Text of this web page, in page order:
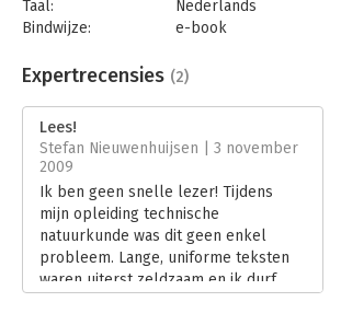
Taal:
Nederlands
Bindwijze:
e-book
Bestandsformaat:
epub
Uitgever:
Druk:
Verschijningsdatum:
2-11-2009
Hoofdrubriek: Persoonlijke effectiviteit
Expertrecensies (2)
Lees!
Stefan Nieuwenhuijsen | 3 november
2009
Ik ben geen snelle lezer! Tijdens
mijn opleiding technische
natuurkunde was dit geen enkel
probleem. Lange, uniforme teksten
waren uiterst zeldzaam en ik durf